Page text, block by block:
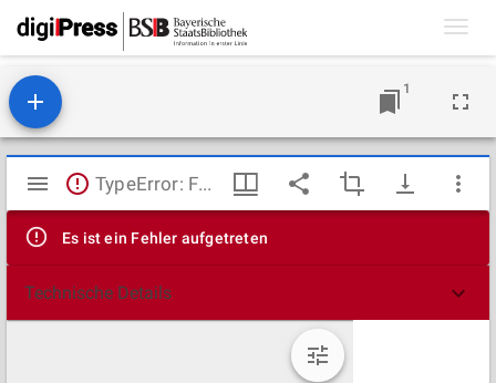
1
Mirador
Viewer
TypeError: Failed to fetch
Es ist ein Fehler aufgetreten
Technische Details